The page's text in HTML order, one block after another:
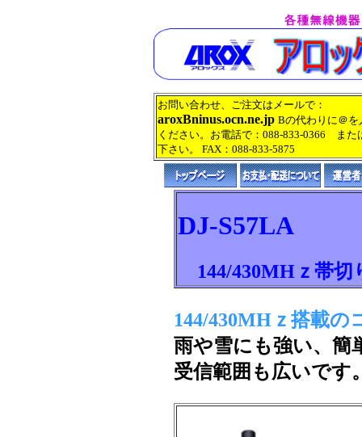
お問い合わせ、ご注文はメールで：
aroxBninus.ocn.ne.jp Bの代わりに＠
ください。お電話で：088-833-0366 また
下さい。 FAX：088-833-5875
DJ-S57LA
144/430MHｚ帯切
144/430MHｚ搭載
雨や雪にも強い、簡
受信範囲も広いです